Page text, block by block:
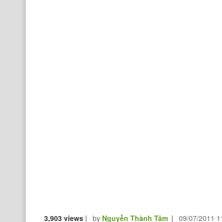
3,903 views | by Nguyễn Thành Tâm | 09/07/2011